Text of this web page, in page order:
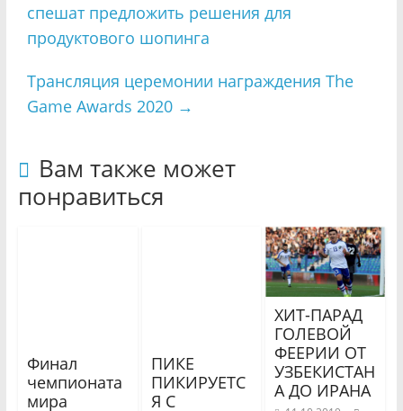
спешат предложить решения для
продуктового шопинга
Трансляция церемонии награждения The
Game Awards 2020 →
Вам также может
понравиться
Финал
чемпионата
мира
ПИКЕ
ПИКИРУЕТС
Я С
ХИТ-ПАРАД
ГОЛЕВОЙ
ФЕЕРИИ ОТ
УЗБЕКИСТАН
А ДО ИРАНА